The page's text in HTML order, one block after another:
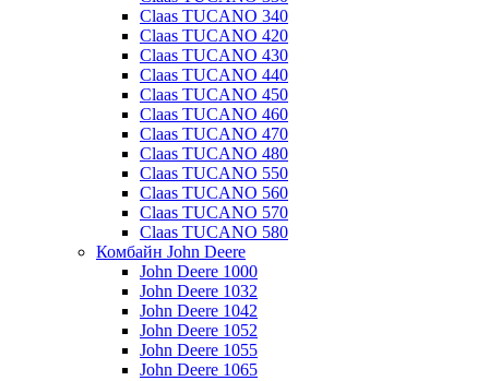
Claas TUCANO 340
Claas TUCANO 420
Claas TUCANO 430
Claas TUCANO 440
Claas TUCANO 450
Claas TUCANO 460
Claas TUCANO 470
Claas TUCANO 480
Claas TUCANO 550
Claas TUCANO 560
Claas TUCANO 570
Claas TUCANO 580
Комбайн John Deere
John Deere 1000
John Deere 1032
John Deere 1042
John Deere 1052
John Deere 1055
John Deere 1065